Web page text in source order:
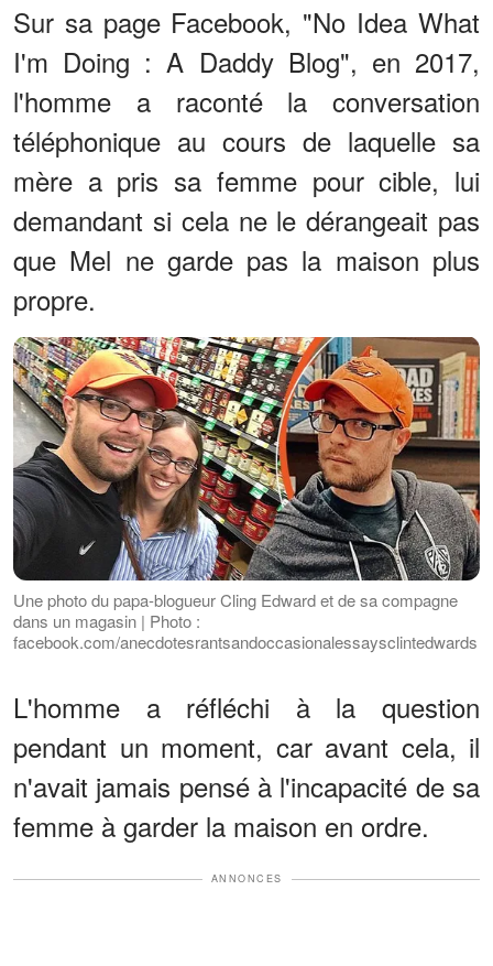
Sur sa page Facebook, "No Idea What
I'm Doing : A Daddy Blog", en 2017,
l'homme a raconté la conversation
téléphonique au cours de laquelle sa
mère a pris sa femme pour cible, lui
demandant si cela ne le dérangeait pas
que Mel ne garde pas la maison plus
propre.
Une photo du papa-blogueur Cling Edward et de sa compagne
dans un magasin | Photo :
facebook.com/anecdotesrantsandoccasionalessaysclintedwards
L'homme a réfléchi à la question
pendant un moment, car avant cela, il
n'avait jamais pensé à l'incapacité de sa
femme à garder la maison en ordre.
ANNONCES